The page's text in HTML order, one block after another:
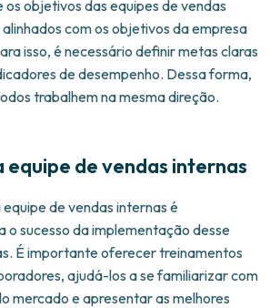
objetivos das equipes de vendas
com os objetivos da empresa
isso, é necessário definir metas claras
de desempenho. Dessa forma,
trabalhem na mesma direção.
equipe de vendas internas
de vendas internas é
o sucesso da implementação desse
É importante oferecer treinamentos
ajudá-los a se familiarizar com
mercado e apresentar as melhores